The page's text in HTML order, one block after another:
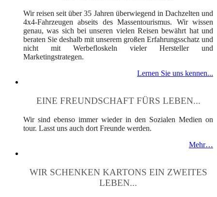
Wir reisen seit über 35 Jahren überwiegend in Dachzelten und
4x4-Fahrzeugen abseits des Massentourismus. Wir wissen
genau, was sich bei unseren vielen Reisen bewährt hat und
beraten Sie deshalb mit unserem großen Erfahrungsschatz und
nicht mit Werbefloskeln vieler Hersteller und
Marketingstrategen.
Lernen Sie uns kennen...
EINE FREUNDSCHAFT FÜRS LEBEN...
Wir sind ebenso immer wieder in den Sozialen Medien on
tour. Lasst uns auch dort Freunde werden.
Mehr…
WIR SCHENKEN KARTONS EIN ZWEITES
LEBEN...